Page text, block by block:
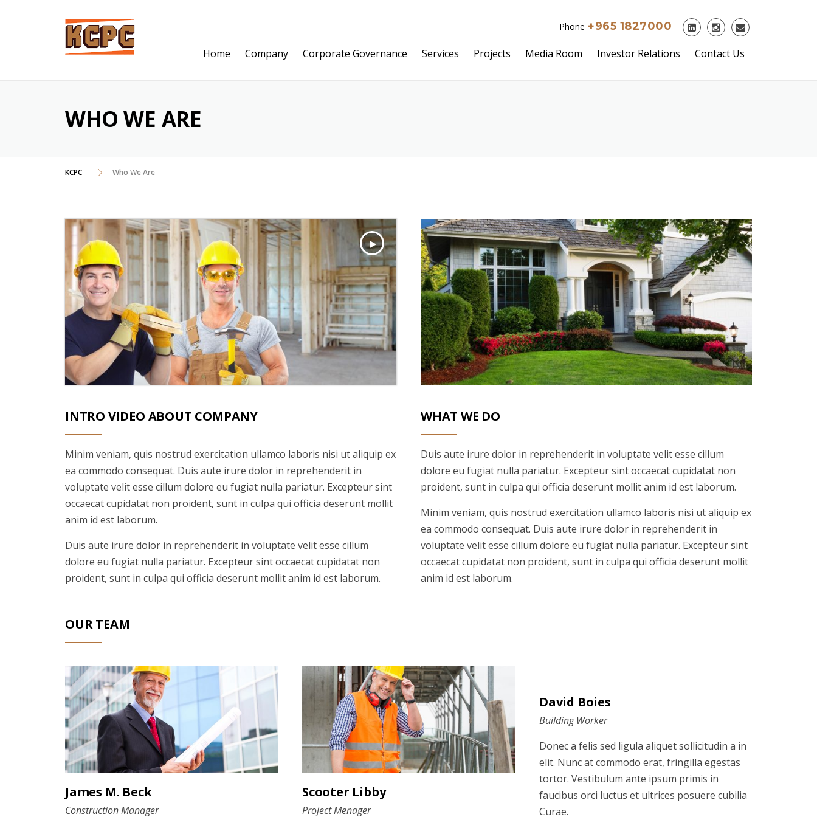
Phone +965 1827000
Home Company Corporate Governance Services Projects Media Room Investor Relations Contact Us
WHO WE ARE
KCPC Who We Are
INTRO VIDEO ABOUT COMPANY
Minim veniam, quis nostrud exercitation ullamco laboris nisi ut aliquip ex
ea commodo consequat. Duis aute irure dolor in reprehenderit in
voluptate velit esse cillum dolore eu fugiat nulla pariatur. Excepteur sint
occaecat cupidatat non proident, sunt in culpa qui officia deserunt mollit
anim id est laborum.
Duis aute irure dolor in reprehenderit in voluptate velit esse cillum
dolore eu fugiat nulla pariatur. Excepteur sint occaecat cupidatat non
proident, sunt in culpa qui officia deserunt mollit anim id est laborum.
WHAT WE DO
Duis aute irure dolor in reprehenderit in voluptate velit esse cillum
dolore eu fugiat nulla pariatur. Excepteur sint occaecat cupidatat non
proident, sunt in culpa qui officia deserunt mollit anim id est laborum.
Minim veniam, quis nostrud exercitation ullamco laboris nisi ut aliquip ex
ea commodo consequat. Duis aute irure dolor in reprehenderit in
voluptate velit esse cillum dolore eu fugiat nulla pariatur. Excepteur sint
occaecat cupidatat non proident, sunt in culpa qui officia deserunt mollit
anim id est laborum.
OUR TEAM
James M. Beck
Construction Manager
Scooter Libby
Project Menager
David Boies
Building Worker
Donec a felis sed ligula aliquet sollicitudin a in
elit. Nunc at commodo erat, fringilla egestas
tortor. Vestibulum ante ipsum primis in
faucibus orci luctus et ultrices posuere cubilia
Curae.